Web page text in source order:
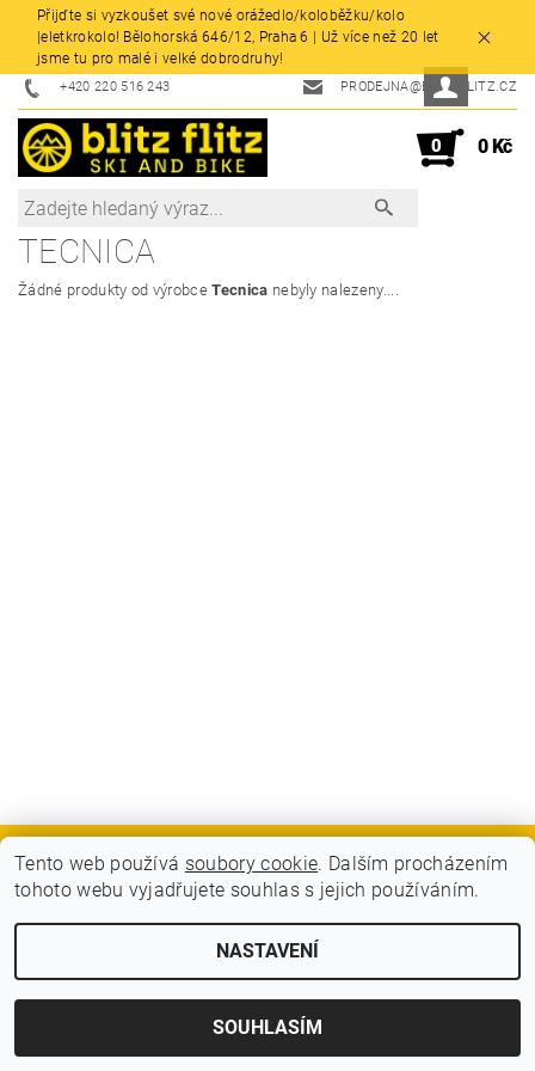
Přijďte si vyzkoušet své nové orážedlo/koloběžku/kolo
|eletkrokolo! Bělohorská 646/12, Praha 6 | Už více než 20 let
jsme tu pro malé i velké dobrodruhy!
+420 220 516 243 PRODEJNA@BLITZFLITZ.CZ
0 0 Kč
TECNICA
Žádné produkty od výrobceTecnica nebyly nalezeny....
GDPR - Souhlas se zpracováním osobních údajů
Vytvořil Shoptet
Tento web používá soubory cookie. Dalším procházením
tohoto webu vyjadřujete souhlas s jejich používáním.
NASTAVENÍ
SOUHLASÍM